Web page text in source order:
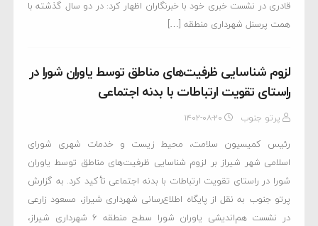
قادری در نشست خبری خود با خبرنگاران اظهار کرد: در دو سال گذشته با
همت پرسنل شهرداری منطقه […]
لزوم شناسایی ظرفیت‌های مناطق توسط یاوران شورا در
راستای تقویت ارتباطات با بدنه اجتماعی
پرتو جنوب ۱۴۰۲-۰۸-۲۰
رئیس کمیسیون سلامت، محیط زیست و خدمات شهری شورای
اسلامی شهر شیراز بر لزوم شناسایی ظرفیت‌های مناطق توسط یاوران
شورا در راستای تقویت ارتباطات با بدنه اجتماعی تأکید کرد. به گزارش
پرتو جنوب به نقل از پایگاه اطلاع‌رسانی شهرداری شیراز، مسعود زارعی
در نشست هم‌اندیشی یاوران شورا سطح منطقه ۶ شهرداری شیراز،